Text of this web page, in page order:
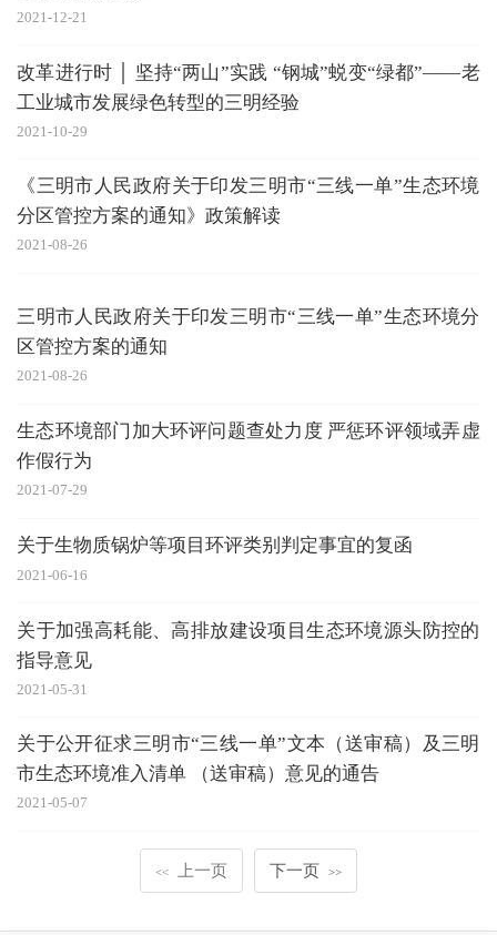
2021-12-21
改革进行时 │ 坚持“两山”实践 “钢城”蜕变“绿都”——老
工业城市发展绿色转型的三明经验
2021-10-29
《三明市人民政府关于印发三明市“三线一单”生态环境
分区管控方案的通知》政策解读
2021-08-26
三明市人民政府关于印发三明市“三线一单”生态环境分
区管控方案的通知
2021-08-26
生态环境部门加大环评问题查处力度 严惩环评领域弄虚
作假行为
2021-07-29
关于生物质锅炉等项目环评类别判定事宜的复函
2021-06-16
关于加强高耗能、高排放建设项目生态环境源头防控的
指导意见
2021-05-31
关于公开征求三明市“三线一单”文本（送审稿）及三明
市生态环境准入清单 （送审稿）意见的通告
2021-05-07
<< 上一页 下一页 >>